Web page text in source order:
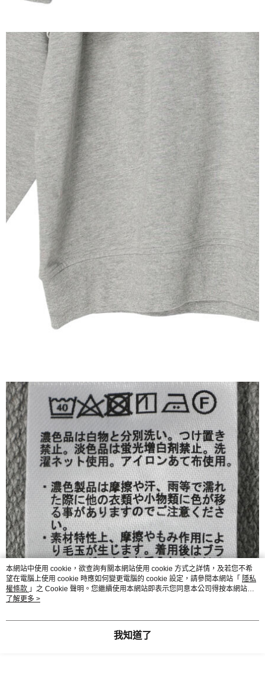
本網站中使用 cookie，欲查詢有關本網站使用 cookie 方式之詳情，及若您不希
望在電腦上使用 cookie 時應如何變更電腦的 cookie 設定，請參閱本網站「 隱私
權條款 」之 Cookie 聲明。您繼續使用本網站即表示您同意本公司得按本網站使
用條款之 Cookie 聲明使用 cookie。
了解更多 >
我知道了